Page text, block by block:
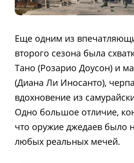
Еще одним из
второго сезона была
Тано (Розарио Доусон) и
(Диана Ли Иносанто),
вдохновение из
Одно большое отличие,
что оружие джедаев было
любых реальных мечей.